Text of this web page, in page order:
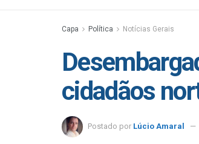
Capa Política Notícias Gerais
cidadãos
Postado por Lúcio Amaral